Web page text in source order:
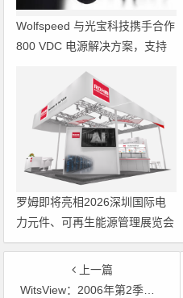
Wolfspeed 与光宝科技携手合作
800 VDC 电源解决方案，支持
罗姆即将亮相2026深圳国际电
力元件、可再生能源管理展览会
暨研讨会
上一篇
WitsView：2006年第2季面板供过于求比例将达12％